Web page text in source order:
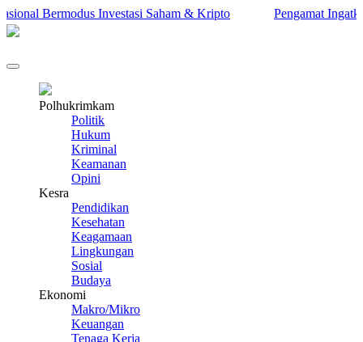
Bermodus Investasi Saham & Kripto Pengamat Ingatkan
Polhukrimkam
Politik
Hukum
Kriminal
Keamanan
Opini
Kesra
Pendidikan
Kesehatan
Keagamaan
Lingkungan
Sosial
Budaya
Ekonomi
Makro/Mikro
Keuangan
Tenaga Kerja